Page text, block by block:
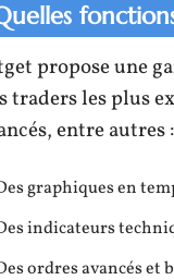
propose une
traders les plus
entre autres :
graphiques en
indicateurs
ordres avancés et